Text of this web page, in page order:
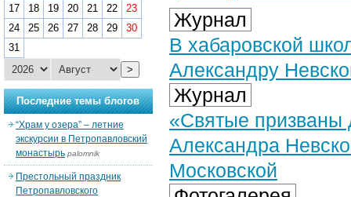
Журнал
В хабаровской
Александру
Журнал
«Святые призваны
Александра
Московской
17
18 19 20 21 22
23
24
25 26 27 28 29
30
31
>
Последние темы блогов
“Храм у озера” – летние
экскурсии в Петропавловский
монастырь palomnik
Престольный праздник
Петропавловского